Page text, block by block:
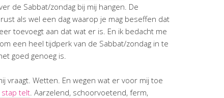
de Sabbat/zondag bij mij hangen. De
als wel een dag waarop je mag beseffen dat
toevoegt aan dat wat er is. En ik bedacht me
een heel tijdperk van de Sabbat/zondag in te
goed genoeg is.
vraagt. Wetten. En wegen wat er voor mij toe
stap telt. Aarzelend, schoorvoetend, ferm,